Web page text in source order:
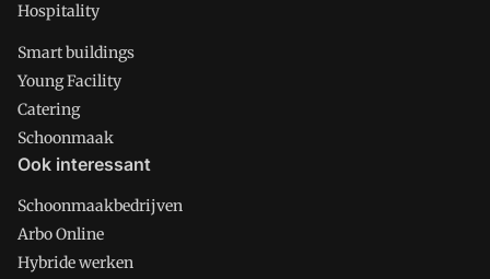
Hospitality
Smart buildings
Young Facility
Catering
Schoonmaak
Ook interessant
Schoonmaakbedrijven
Arbo Online
Hybride werken